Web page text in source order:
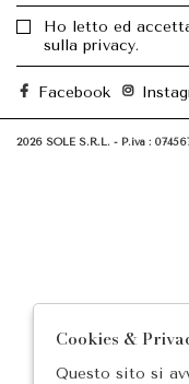
Ho letto ed
sulla privacy.
Facebook
2026 SOLE S.R.L. - P.iva :
Cookies &
Questo sito si